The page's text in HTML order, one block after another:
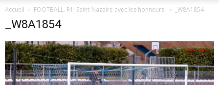
Accueil FOOTBALL. R1: Saint-Nazaire avec les honneurs. _W8A1854
_W8A1854